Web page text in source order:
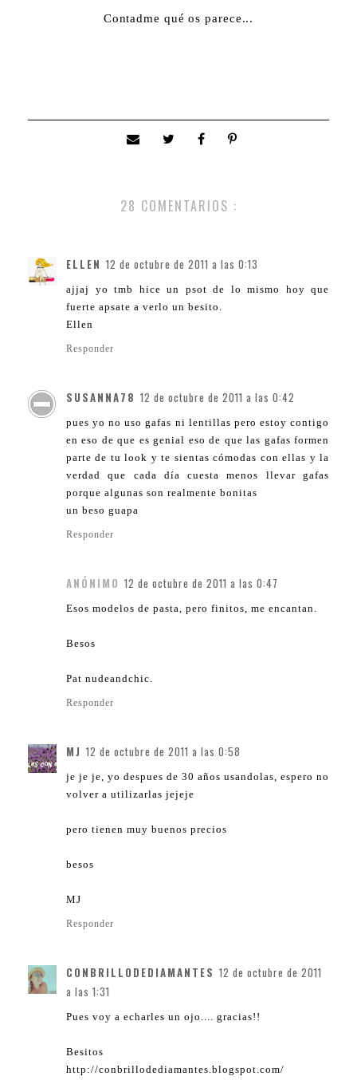
Contadme qué os parece...
28 COMENTARIOS :
ELLEN 12 de octubre de 2011 a las 0:13
ajjaj yo tmb hice un psot de lo mismo hoy que
fuerte apsate a verlo un besito.
Ellen
Responder
SUSANNA78 12 de octubre de 2011 a las 0:42
pues yo no uso gafas ni lentillas pero estoy contigo
en eso de que es genial eso de que las gafas formen
parte de tu look y te sientas cómodas con ellas y la
verdad que cada día cuesta menos llevar gafas
porque algunas son realmente bonitas
un beso guapa
Responder
ANÓNIMO 12 de octubre de 2011 a las 0:47
Esos modelos de pasta, pero finitos, me encantan.
Besos
Pat nudeandchic.
Responder
MJ 12 de octubre de 2011 a las 0:58
je je je, yo despues de 30 años usandolas, espero no
volver a utilizarlas jejeje
pero tienen muy buenos precios
besos
MJ
Responder
CONBRILLODEDIAMANTES 12 de octubre de 2011
a las 1:31
Pues voy a echarles un ojo.... gracias!!
Besitos
http://conbrillodediamantes.blogspot.com/